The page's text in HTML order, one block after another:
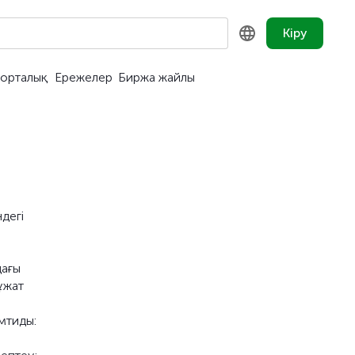
Кіру
Ережелер Биржа жайлы